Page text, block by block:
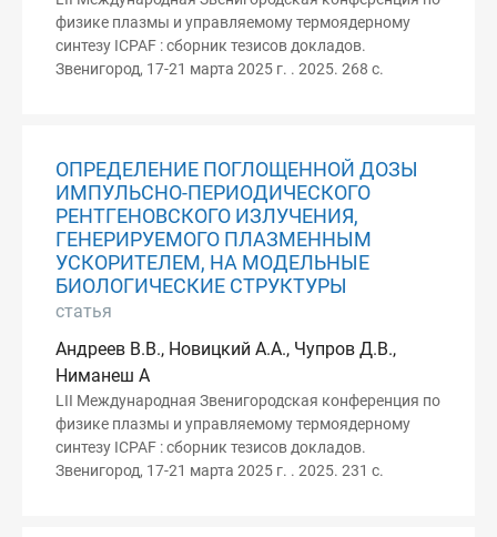
физике плазмы и управляемому термоядерному
синтезу ICPAF : сборник тезисов докладов.
Звенигород, 17-21 марта 2025 г. . 2025. 268 с.
ОПРЕДЕЛЕНИЕ ПОГЛОЩЕННОЙ ДОЗЫ
ИМПУЛЬСНО-ПЕРИОДИЧЕСКОГО
РЕНТГЕНОВСКОГО ИЗЛУЧЕНИЯ,
ГЕНЕРИРУЕМОГО ПЛАЗМЕННЫМ
УСКОРИТЕЛЕМ, НА МОДЕЛЬНЫЕ
БИОЛОГИЧЕСКИЕ СТРУКТУРЫ
статья
Андреев В.В., Новицкий А.А., Чупров Д.В.,
Ниманеш А
LII Международная Звенигородская конференция по
физике плазмы и управляемому термоядерному
синтезу ICPAF : сборник тезисов докладов.
Звенигород, 17-21 марта 2025 г. . 2025. 231 с.